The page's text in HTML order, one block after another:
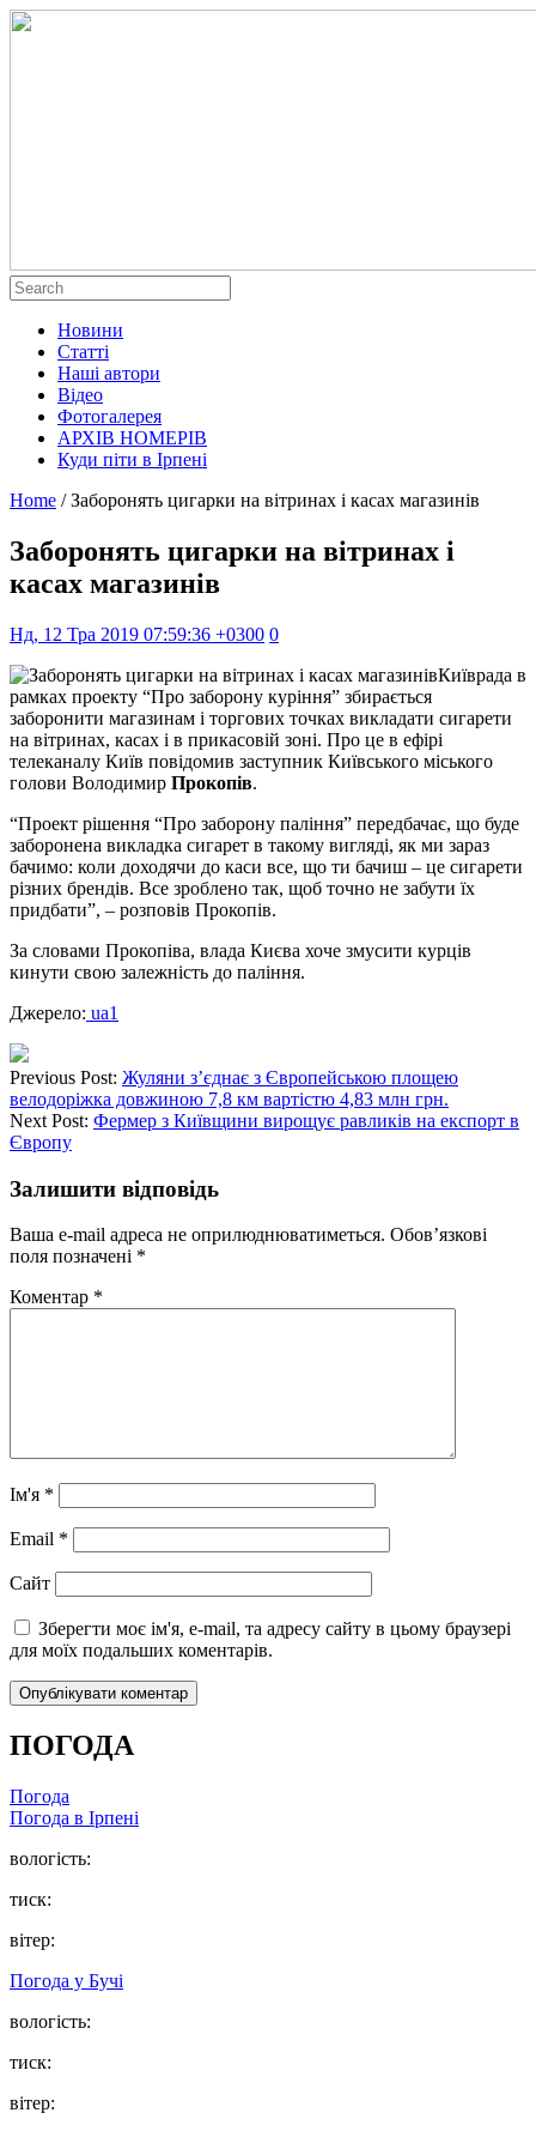
Новини
Статті
Наші автори
Відео
Фотогалерея
АРХІВ НОМЕРІВ
Куди піти в Ірпені
Home / Заборонять цигарки на вітринах і касах магазинів
Заборонять цигарки на вітринах і
касах магазинів
Нд, 12 Тра 2019 07:59:36 +0300 0
Київрада в
рамках проекту “Про заборону куріння” збирається
заборонити магазинам і торгових точках викладати сигарети
на вітринах, касах і в прикасовій зоні. Про це в ефірі
телеканалу Київ повідомив заступник Київського міського
голови Володимир Прокопів.
“Проект рішення “Про заборону паління” передбачає, що буде
заборонена викладка сигарет в такому вигляді, як ми зараз
бачимо: коли доходячи до каси все, що ти бачиш – це сигарети
різних брендів. Все зроблено так, щоб точно не забути їх
придбати”, – розповів Прокопів.
За словами Прокопіва, влада Києва хоче змусити курців
кинути свою залежність до паління.
Джерело: ua1
Previous Post: Жуляни з’єднає з Європейською площею
велодоріжка довжиною 7,8 км вартістю 4,83 млн грн.
Next Post: Фермер з Київщини вирощує равликів на експорт в
Європу
Залишити відповідь
Ваша e-mail адреса не оприлюднюватиметься. Обов’язкові
поля позначені *
Коментар *
Ім'я *
Email *
Сайт
Зберегти моє ім'я, e-mail, та адресу сайту в цьому браузері
для моїх подальших коментарів.
ПОГОДА
Погода
Погода в Ірпені
вологість:
тиск:
вітер:
Погода у Бучі
вологість:
тиск:
вітер: